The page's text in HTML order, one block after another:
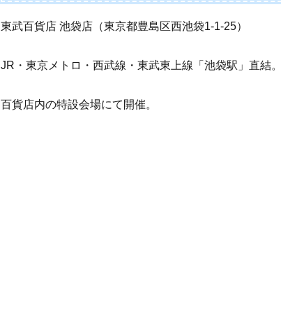
東武百貨店 池袋店（東京都豊島区西池袋1-1-25）
JR・東京メトロ・西武線・東武東上線「池袋駅」直結
百貨店内の特設会場にて開催。